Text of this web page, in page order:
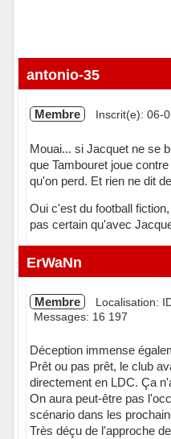
antonio-35
Membre Inscrit(e): 06-
Mouai... si Jacquet ne se
que Tambouret joue
qu'on perd. Et rien ne dit
Oui c'est du football
pas certain qu'avec
Hors ligne
ErWaNn
Membre Localisation:
Messages: 16 197
Déception immense
Prêt ou pas prêt, le club
directement en LDC. Ça
On aura peut-être pas
scénario dans les
Très déçu de l'approche